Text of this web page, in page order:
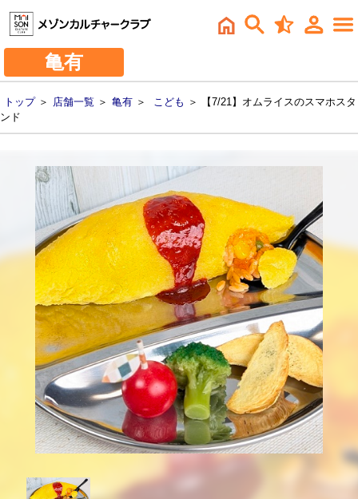
亀有
トップ＞ 店舗一覧 ＞ 亀有 ＞ こども ＞ 【7/21】オムライスのスマホスタ
ンド